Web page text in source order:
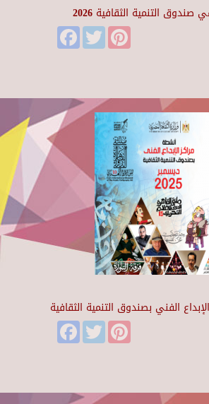
التنمية الثقافية 2026
FacebookTwitter
الفني بصندوق التنمية الثقافية
FacebookTwitter